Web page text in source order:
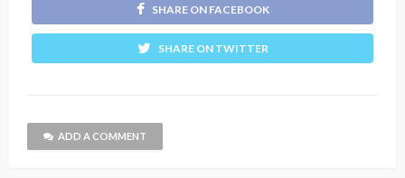
SHARE ON FACEBOOK
SHARE ON TWITTER
ADD A COMMENT